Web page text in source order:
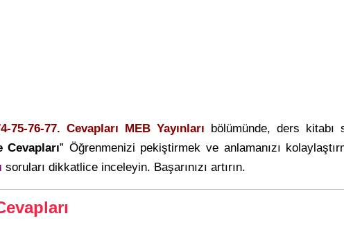
76-77. Cevapları MEB Yayınları bölümünde, ders kitabı
Cevapları” Öğrenmenizi pekiştirmek ve anlamanızı
soruları dikkatlice inceleyin. Başarınızı artırın.